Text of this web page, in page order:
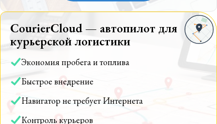
CourierCloud — автопилот для
курьерской логистики
Экономия пробега и топлива
Быстрое внедрение
Навигатор не требует Интернета
Контроль курьеров